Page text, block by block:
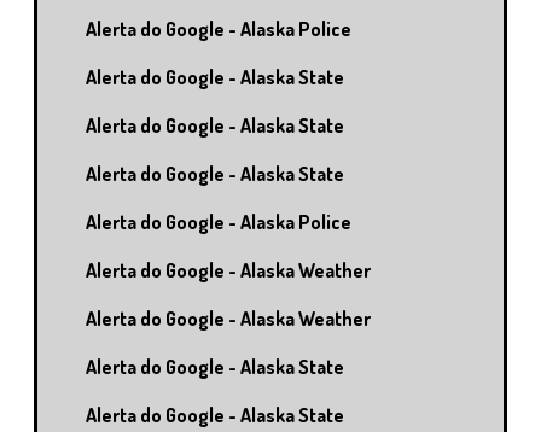
Alerta do Google - Alaska Police
Alerta do Google - Alaska State
Alerta do Google - Alaska State
Alerta do Google - Alaska State
Alerta do Google - Alaska Police
Alerta do Google - Alaska Weather
Alerta do Google - Alaska Weather
Alerta do Google - Alaska State
Alerta do Google - Alaska State